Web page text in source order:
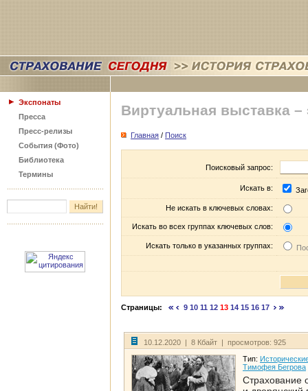
Экспонаты
Пресса
Пресс-релизы
События (Фото)
Библиотека
Термины
Виртуальная выставка –
Главная / Поиск
Поисковый запрос:
Искать в:
Не искать в ключевых словах:
Искать во всех группах ключевых слов:
Искать только в указанных группах:
Страницы: 9 10 11 12 13 14 15 16 17
10.12.2020 | 8 Кбайт | просмотров: 925
Тип:
Тимофея Бегрова
Страхование